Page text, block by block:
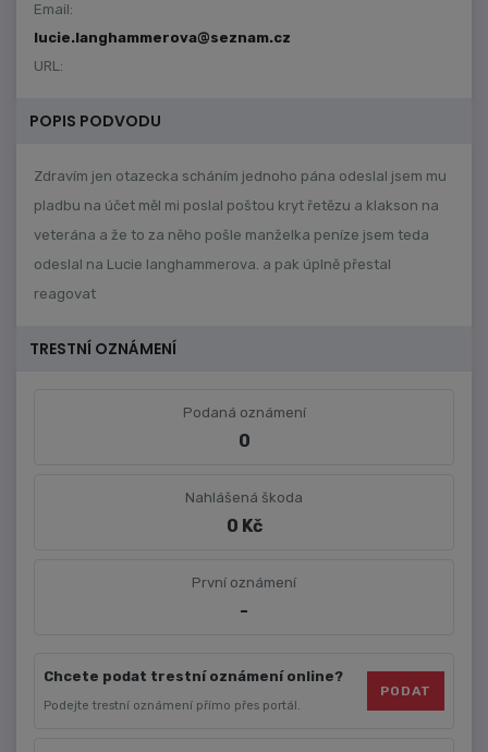
Email:
lucie.langhammerova@seznam.cz
URL:
POPIS PODVODU
Zdravím jen otazecka scháním jednoho pána odeslal jsem mu
pladbu na účet měl mi poslal poštou kryt řetězu a klakson na
veterána a že to za něho pošle manželka peníze jsem teda
odeslal na Lucie langhammerova. a pak úplně přestal
reagovat
TRESTNÍ OZNÁMENÍ
Podaná oznámení
0
Nahlášená škoda
0 Kč
První oznámení
-
Chcete podat trestní oznámení online?
Podejte trestní oznámení přímo přes portál.
PODAT